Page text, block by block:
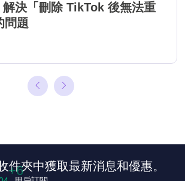
解決「刪除 TikTok 後無法重
問題
件夾中獲取最新消息和優惠。
+8